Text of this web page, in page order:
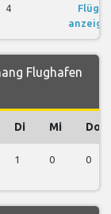
4
Flüge
Flughafen
Di Mi Do
1 0 0